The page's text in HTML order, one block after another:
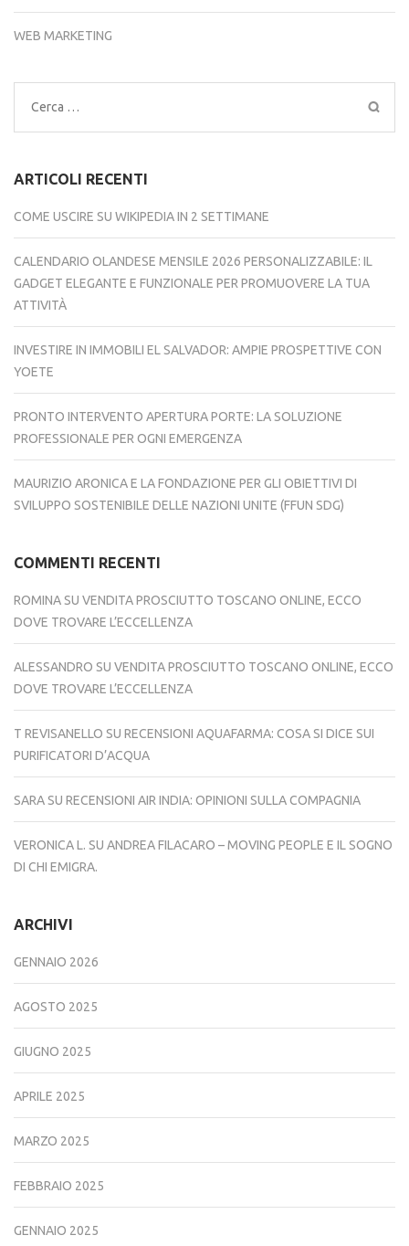
WEB MARKETING
Ricerca
per:
ARTICOLI RECENTI
COME USCIRE SU WIKIPEDIA IN 2 SETTIMANE
CALENDARIO OLANDESE MENSILE 2026 PERSONALIZZABILE: IL
GADGET ELEGANTE E FUNZIONALE PER PROMUOVERE LA TUA
ATTIVITÀ
INVESTIRE IN IMMOBILI EL SALVADOR: AMPIE PROSPETTIVE CON
YOETE
PRONTO INTERVENTO APERTURA PORTE: LA SOLUZIONE
PROFESSIONALE PER OGNI EMERGENZA
MAURIZIO ARONICA E LA FONDAZIONE PER GLI OBIETTIVI DI
SVILUPPO SOSTENIBILE DELLE NAZIONI UNITE (FFUN SDG)
COMMENTI RECENTI
ROMINA SU VENDITA PROSCIUTTO TOSCANO ONLINE, ECCO
DOVE TROVARE L’ECCELLENZA
ALESSANDRO SU VENDITA PROSCIUTTO TOSCANO ONLINE, ECCO
DOVE TROVARE L’ECCELLENZA
T REVISANELLO SU RECENSIONI AQUAFARMA: COSA SI DICE SUI
PURIFICATORI D’ACQUA
SARA SU RECENSIONI AIR INDIA: OPINIONI SULLA COMPAGNIA
VERONICA L. SU ANDREA FILACARO – MOVING PEOPLE E IL SOGNO
DI CHI EMIGRA.
ARCHIVI
GENNAIO 2026
AGOSTO 2025
GIUGNO 2025
APRILE 2025
MARZO 2025
FEBBRAIO 2025
GENNAIO 2025